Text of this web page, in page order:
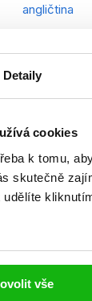
Detaily
cookies
k tomu,
skutečně
vše
angličtina
10
Kniha
vázaná s
potahem
knihy